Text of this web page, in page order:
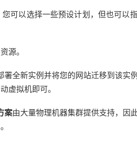
可以选择一些预设计划，但也可以
源。
署全新实例并将您的网站迁移到该实
虚拟机即可。
案由大量物理机器集群提供支持，因